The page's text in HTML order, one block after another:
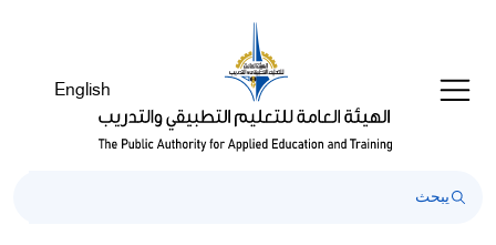
قارئ
One
English